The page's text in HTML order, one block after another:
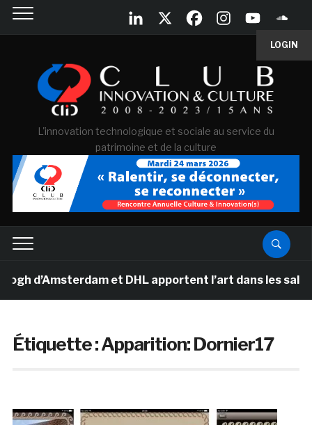
LOGIN
L'innovation technologique et sociale au service du
patrimoine et de la culture
d’Amsterdam et DHL apportent l’art dans les salles
Étiquette :Apparition: Dornier17